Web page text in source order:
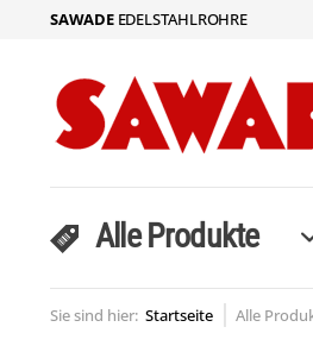
SAWADEEDELSTAHLROHRE
Alle Produkte
Sie sind hier: Startseite Alle